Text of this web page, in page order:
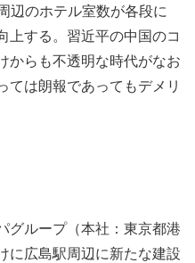
辺のホテル室数が各段に
上する。習近平の中国のコ
からも不透明な時代がなお
ては朗報であってもデメリ
グループ（本社：東京都港
に広島駅周辺に新たな建設